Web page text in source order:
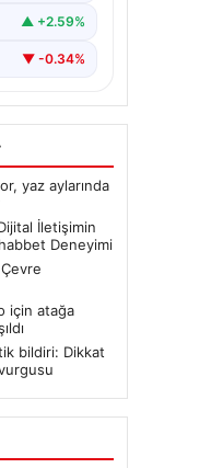
▲ +2.59%
▼ -0.34%
yaz aylarında
İletişimin
Deneyimi
için atağa
bildiri: Dikkat